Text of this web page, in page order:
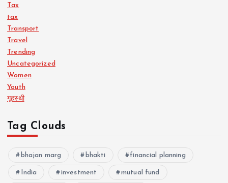
Tax
tax
Transport
Travel
Trending
Uncategorized
Women
Youth
गृहस्थी
Tag Clouds
bhajan marg bhakti financial planning
India investment mutual fund